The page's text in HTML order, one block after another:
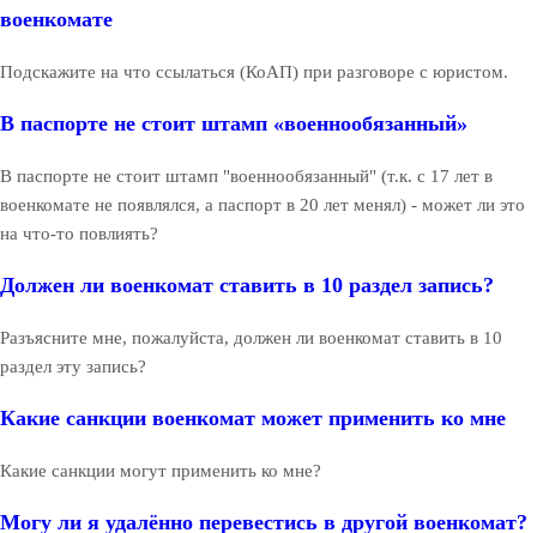
военкомате
Подскажите на что ссылаться (КоАП) при разговоре с юристом.
В паспорте не стоит штамп «военнообязанный»
В паспорте не стоит штамп "военнообязанный" (т.к. с 17 лет в
военкомате не появлялся, а паспорт в 20 лет менял) - может ли это
на что-то повлиять?
Должен ли военкомат ставить в 10 раздел запись?
Разъясните мне, пожалуйста, должен ли военкомат ставить в 10
раздел эту запись?
Какие санкции военкомат может применить ко мне
Какие санкции могут применить ко мне?
Могу ли я удалённо перевестись в другой военкомат?